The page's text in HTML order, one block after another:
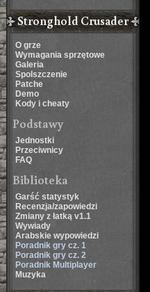
Stronghold Crusader
O grze
Wymagania sprzętowe
Galeria
Spolszczenie
Patche
Demo
Kody i cheaty
Podstawy
Jednostki
Przeciwnicy
FAQ
Biblioteka
Garść statystyk
Recenzja/zapowiedzi
Zmiany z łatką v1.1
Wywiady
Arabskie wypowiedzi
Poradnik gry cz. 1
Poradnik gry cz. 2
Poradnik Multiplayer
Muzyka